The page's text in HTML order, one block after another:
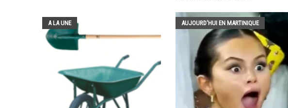
A LA UNE AUJOURD'HUI EN MARTINIQUE